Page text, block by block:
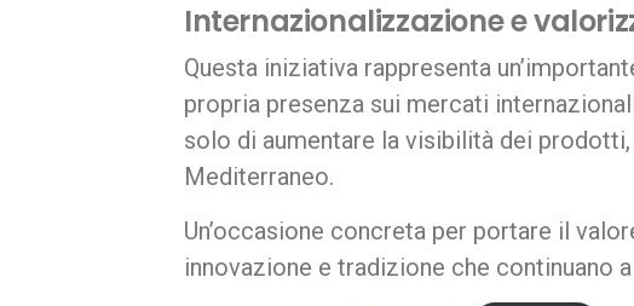
Internazionalizzazione e
Questa iniziativa rappresenta
propria presenza sui mercati
solo di aumentare la visibilità dei
Mediterraneo.
Un’occasione concreta per portare il
innovazione e tradizione che continuano